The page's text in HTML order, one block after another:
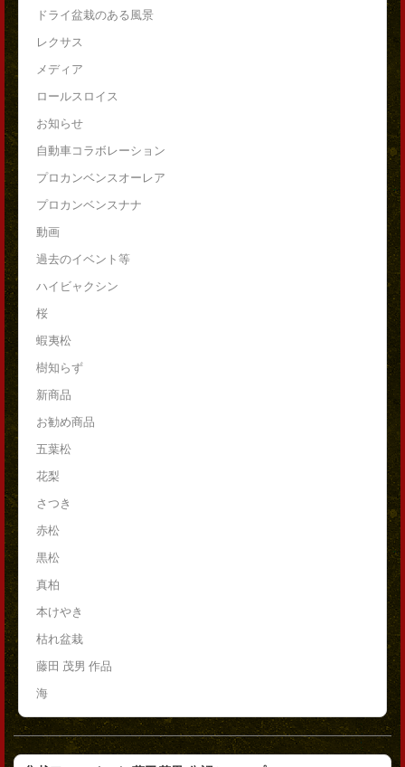
ドライ盆栽のある風景
レクサス
メディア
ロールスロイス
お知らせ
自動車コラボレーション
プロカンベンスオーレア
プロカンベンスナナ
動画
過去のイベント等
ハイビャクシン
桜
蝦夷松
樹知らず
新商品
お勧め商品
五葉松
花梨
さつき
赤松
黒松
真柏
本けやき
枯れ盆栽
藤田 茂男 作品
海